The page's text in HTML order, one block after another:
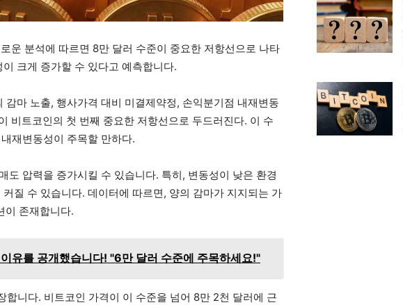
운 분석에 따르면 8만 달러 수준이 중요한 저항선으로 나타
크게 증가할 수 있다고 예측합니다.
마 노출, 행사가격 대비 미결제약정, 손익분기점 내재변동
비트코인의 첫 번째 중요한 저항선으로 두드러진다. 이 수
재변동성이 주목할 만하다.
압력을 증가시킬 수 있습니다. 특히, 변동성이 낮은 환경
질 수 있습니다. 데이터에 따르면, 양의 감마가 지지되는 가
이 존재합니다.
유를 공개했습니다! "6만 달러 수준에 주목하세요!"
니다. 비트코인 가격이 이 수준을 넘어 8만 2천 달러에 근